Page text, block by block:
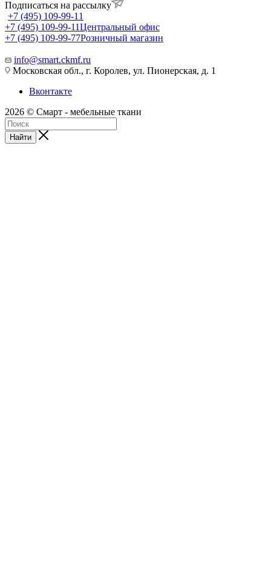
Подписаться на рассылку
+7 (495) 109-99-11
+7 (495) 109-99-11Центральный офис
+7 (495) 109-99-77Розничный магазин
info@smart.ckmf.ru
Московская обл., г. Королев, ул. Пионерская, д. 1
Вконтакте
2026 © Смарт - мебельные ткани
Найти